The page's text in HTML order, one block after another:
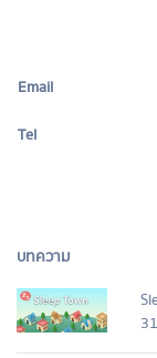
Email
Tel
บทความ